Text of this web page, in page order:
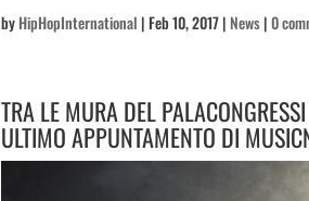
byHipHopInternational |Feb 10, 2017| News|0
TRA LE MURA DEL
ULTIMO APPUNTAMENTO DI